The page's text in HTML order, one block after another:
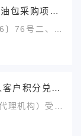
展示、品牌联
交供应...
四川银行2026年“川超”达州主场球迷加油包采购项目成交公告
〕76号二、项
开发有限责任
采购内容本
四川银行巴中分行2026年第二批次个人客户积分兑换活动服务采购项目（第三次）竞争性磋商公告
理机构）受四